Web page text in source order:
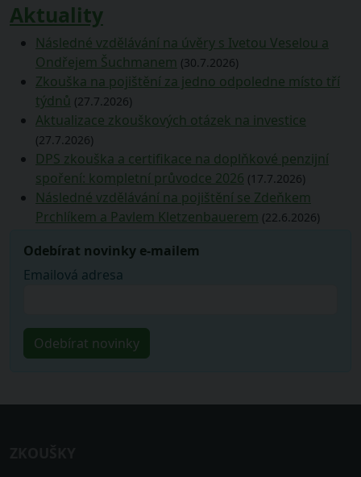
Aktuality
Následné vzdělávání na úvěry s Ivetou Veselou a
Ondřejem Šuchmanem (30.7.2026)
Zkouška na pojištění za jedno odpoledne místo tří
týdnů (27.7.2026)
Aktualizace zkouškových otázek na investice
(27.7.2026)
DPS zkouška a certifikace na doplňkové penzijní
spoření: kompletní průvodce 2026 (17.7.2026)
Následné vzdělávání na pojištění se Zdeňkem
Prchlíkem a Pavlem Kletzenbauerem (22.6.2026)
Odebírat novinky e-mailem
Emailová adresa